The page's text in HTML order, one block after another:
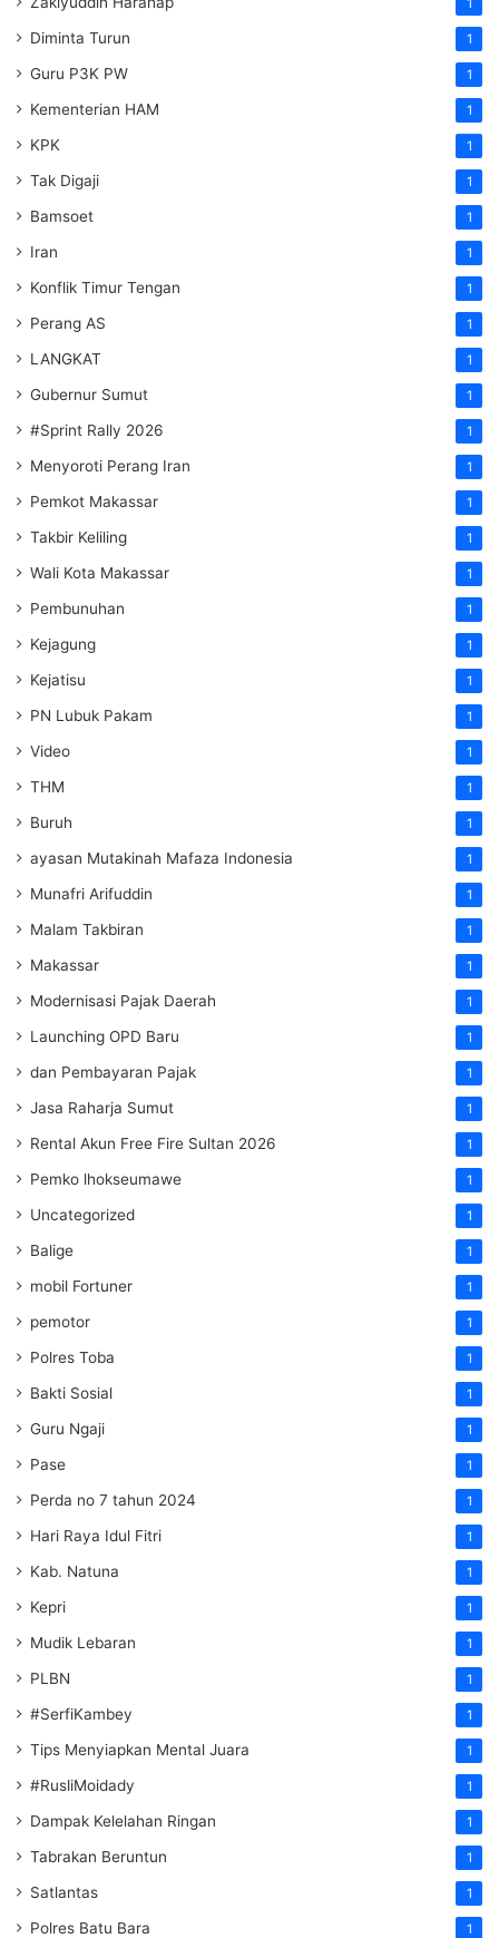
1
Diminta Turun 1
Guru P3K PW 1
Kementerian HAM 1
KPK 1
Tak Digaji 1
Bamsoet 1
Iran 1
Konflik Timur Tengan 1
Perang AS 1
LANGKAT 1
Gubernur Sumut 1
#Sprint Rally 2026 1
Menyoroti Perang Iran 1
Pemkot Makassar 1
Takbir Keliling 1
Wali Kota Makassar 1
Pembunuhan 1
Kejagung 1
Kejatisu 1
PN Lubuk Pakam 1
Video 1
THM 1
Buruh 1
ayasan Mutakinah Mafaza Indonesia 1
Munafri Arifuddin 1
Malam Takbiran 1
Makassar 1
Modernisasi Pajak Daerah 1
Launching OPD Baru 1
dan Pembayaran Pajak 1
Jasa Raharja Sumut 1
Rental Akun Free Fire Sultan 2026 1
Pemko lhokseumawe 1
Uncategorized 1
Balige 1
mobil Fortuner 1
pemotor 1
Polres Toba 1
Bakti Sosial 1
Guru Ngaji 1
Pase 1
Perda no 7 tahun 2024 1
Hari Raya Idul Fitri 1
Kab. Natuna 1
Kepri 1
Mudik Lebaran 1
PLBN 1
#SerfiKambey 1
Tips Menyiapkan Mental Juara 1
#RusliMoidady 1
Dampak Kelelahan Ringan 1
Tabrakan Beruntun 1
Satlantas 1
Polres Batu Bara 1